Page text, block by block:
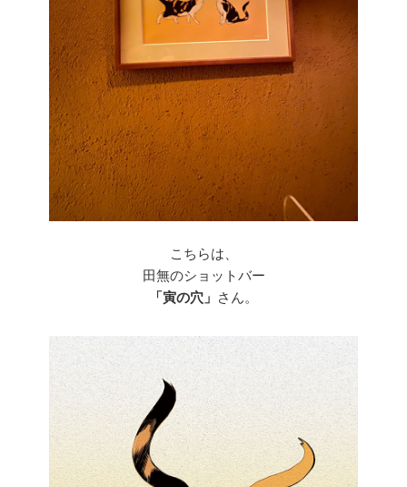
こちらは、
田無のショットバー
「寅の穴」 さん。